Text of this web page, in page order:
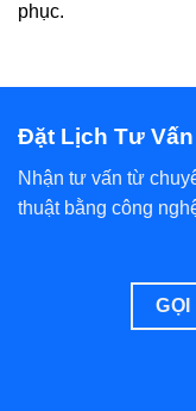
phục.
Đặt Lịch Tư
Nhận tư vấn từ
thuật bằng công
GỌI